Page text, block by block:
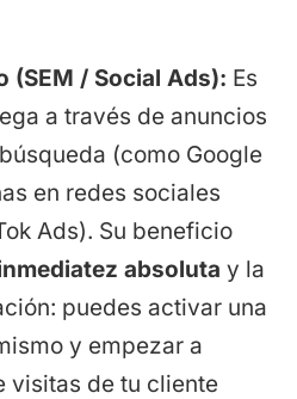
(SEM / Social Ads): Es
a través de anuncios
(como Google
en redes sociales
Ads). Su beneficio
absoluta y la
puedes activar una
y empezar a
visitas de tu cliente